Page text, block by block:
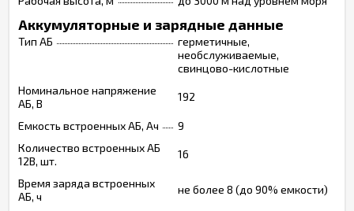
Аккумуляторные и зарядные данные
Тип АБ
герметичные,
необслуживаемые,
свинцово-кислотные
Номинальное напряжение
АБ, В
192
Емкость встроенных АБ, Ач
9
Количество встроенных АБ
12В, шт.
16
Время заряда встроенных
АБ, ч
не более 8 (до 90% емкости)